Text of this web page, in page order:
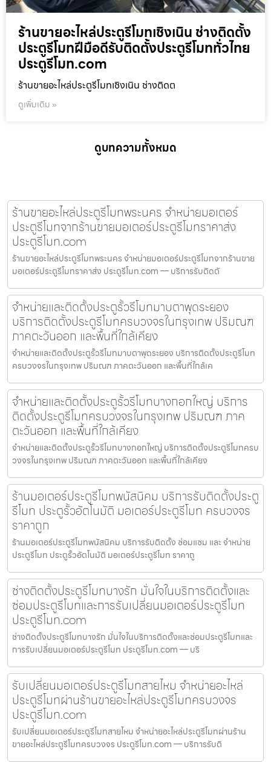
ร้านขายอะไหล่ประตูรีโมทเชิงเนิน ช่างติดตั้ง
ประตูรีโมทฝีมือดีรับติดตั้งประตูรีโมททั่วไทย
ประตูรีโมท.com
ร้านขายอะไหล่ประตูรีโมทเชิงเนิน ช่างติดต
ดูเพิ่มเติม »
ดูบทความทั้งหมด
ร้านขายอะไหล่ประตูรีโมทพระนคร จำหน่ายมอเตอร์
ประตูรีโมทจากร้านขายมอเตอร์ประตูรีโมทราคาส่ง
ประตูรีโมท.com
ร้านขายอะไหล่ประตูรีโมทพระนคร จำหน่ายมอเตอร์ประตูรีโมทจากร้านขาย
มอเตอร์ประตูรีโมทราคาส่ง ประตูรีโมท.com — บริการรับติดตั
จำหน่ายและติดตั้งประตูรั้วรีโมทมาบตาพุดระยอง
บริการติดตั้งประตูรีโมทครบวงจรในกรุงเทพ ปริมณฑ
ภาคตะวันออก และพื้นที่ใกล้เคียง
จำหน่ายและติดตั้งประตูรั้วรีโมทมาบตาพุดระยอง บริการติดตั้งประตูรีโมท
ครบวงจรในกรุงเทพ ปริมณฑ ภาคตะวันออก และพื้นที่ใกล้เค
จำหน่ายและติดตั้งประตูรั้วรีโมทบางกอกใหญ่ บริการ
ติดตั้งประตูรีโมทครบวงจรในกรุงเทพ ปริมณฑ ภาค
ตะวันออก และพื้นที่ใกล้เคียง
จำหน่ายและติดตั้งประตูรั้วรีโมทบางกอกใหญ่ บริการติดตั้งประตูรีโมทครบ
วงจรในกรุงเทพ ปริมณฑ ภาคตะวันออก และพื้นที่ใกล้เคียง
ร้านมอเตอร์ประตูรีโมทพนัสนิคม บริการรับติดตั้งประตู
รีโมท ประตูรั้วอัตโนมัติ มอเตอร์ประตูรีโมท ครบวงจร
ราคาถูก
ร้านมอเตอร์ประตูรีโมทพนัสนิคม บริการรับติดตั้ง ซ่อมแซม และ จำหน่าย
ประตูรีโมท ประตูรั้วอัตโนมัติ มอเตอร์ประตูรีโมท ราคาถู
ช่างติดตั้งประตูรีโมทบางรัก มั่นใจในบริการติดตั้งและ
ซ่อมประตูรีโมทและการรับเปลี่ยนมอเตอร์ประตูรีโมท
ประตูรีโมท.com
ช่างติดตั้งประตูรีโมทบางรัก มั่นใจในบริการติดตั้งและซ่อมประตูรีโมทและ
การรับเปลี่ยนมอเตอร์ประตูรีโมท ประตูรีโมท.com — บริ
รับเปลี่ยนมอเตอร์ประตูรีโมทสายไหม จำหน่ายอะไหล่
ประตูรีโมทผ่านร้านขายอะไหล่ประตูรีโมทครบวงจร
ประตูรีโมท.com
รับเปลี่ยนมอเตอร์ประตูรีโมทสายไหม จำหน่ายอะไหล่ประตูรีโมทผ่านร้าน
ขายอะไหล่ประตูรีโมทครบวงจร ประตูรีโมท.com — บริการรับติ